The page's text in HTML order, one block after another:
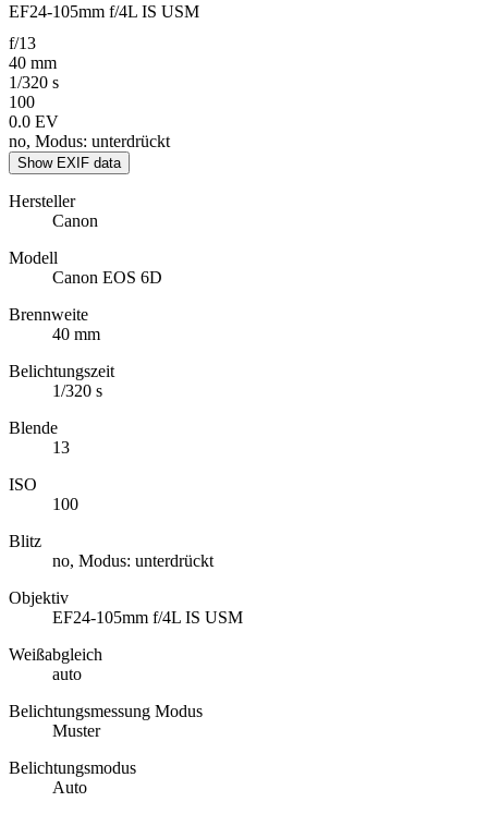
EF24-105mm f/4L IS USM
f/13
40 mm
1/320 s
100
0.0 EV
no, Modus: unterdrückt
Show EXIF data
Hersteller
Canon
Modell
Canon EOS 6D
Brennweite
40 mm
Belichtungszeit
1/320 s
Blende
13
ISO
100
Blitz
no, Modus: unterdrückt
Objektiv
EF24-105mm f/4L IS USM
Weißabgleich
auto
Belichtungsmessung Modus
Muster
Belichtungsmodus
Auto